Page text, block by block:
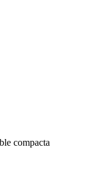
compacta